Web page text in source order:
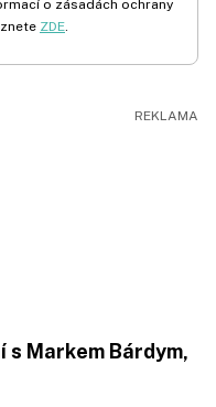
o zásadách ochrany
ZDE.
s Markem Bárdym,